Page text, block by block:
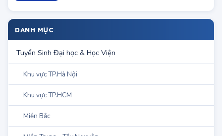
Tp.HCM
DANH MỤC
Khu vực TP.Hà Nội
Khu vực TP.HCM